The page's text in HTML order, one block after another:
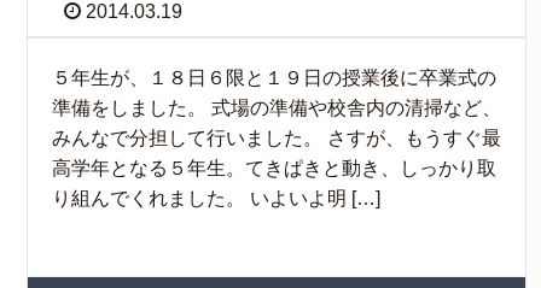
2014.03.19
５年生が、１８日６限と１９日の授業後に卒業式の
準備をしました。 式場の準備や校舎内の清掃など、
みんなで分担して行いました。 さすが、もうすぐ最
高学年となる５年生。てきぱきと動き、しっかり取
り組んでくれました。 いよいよ明 […]